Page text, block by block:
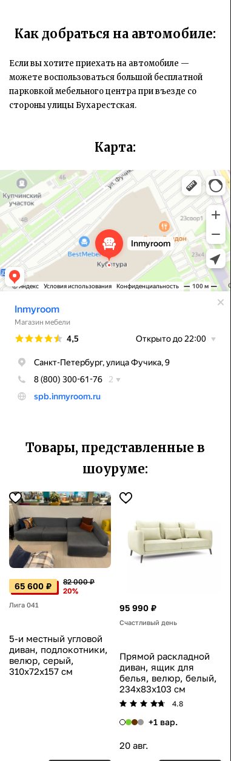
Как добраться на автомобиле:
Если вы хотите приехать на автомобиле —
можете воспользоваться большой бесплатной
парковкой мебельного центра при въезде со
стороны улицы Бухарестская.
Карта:
Инмайрум
Магазин мебели в Санкт‑Петербурге
Товары, представленные в
шоуруме:
65 600 ₽
82 000 ₽
20%
Лига 041
5-и местный угловой
диван, подлокотники,
велюр, серый,
310x72x157 см
95 990 ₽
Счастливый день
Прямой раскладной
диван, ящик для
белья, велюр, белый,
234x83x103 см
4.8
+1 вар.
20 авг.